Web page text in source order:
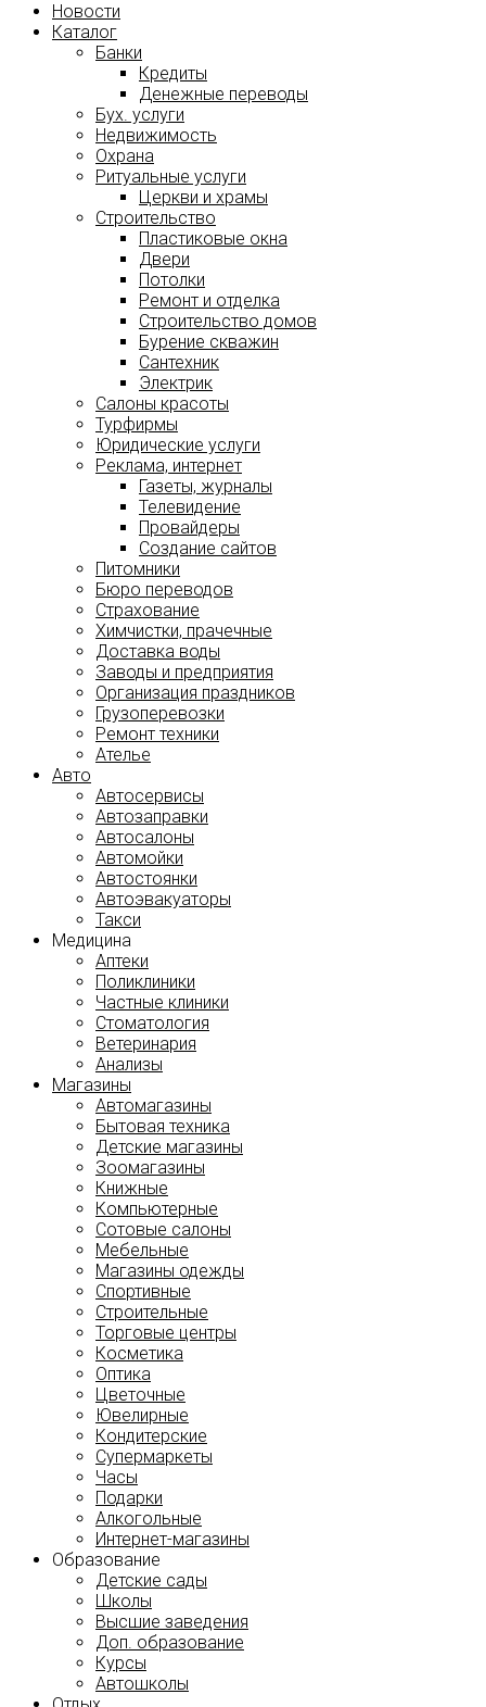
Новости
Каталог
Банки
Кредиты
Денежные переводы
Бух. услуги
Недвижимость
Охрана
Ритуальные услуги
Церкви и храмы
Строительство
Пластиковые окна
Двери
Потолки
Ремонт и отделка
Строительство домов
Бурение скважин
Сантехник
Электрик
Салоны красоты
Турфирмы
Юридические услуги
Реклама, интернет
Газеты, журналы
Телевидение
Провайдеры
Создание сайтов
Питомники
Бюро переводов
Страхование
Химчистки, прачечные
Доставка воды
Заводы и предприятия
Организация праздников
Грузоперевозки
Ремонт техники
Ателье
Авто
Автосервисы
Автозаправки
Автосалоны
Автомойки
Автостоянки
Автоэвакуаторы
Такси
Медицина
Аптеки
Поликлиники
Частные клиники
Стоматология
Ветеринария
Анализы
Магазины
Автомагазины
Бытовая техника
Детские магазины
Зоомагазины
Книжные
Компьютерные
Сотовые салоны
Мебельные
Магазины одежды
Спортивные
Строительные
Торговые центры
Косметика
Оптика
Цветочные
Ювелирные
Кондитерские
Супермаркеты
Часы
Подарки
Алкогольные
Интернет-магазины
Образование
Детские сады
Школы
Высшие заведения
Доп. образование
Курсы
Автошколы